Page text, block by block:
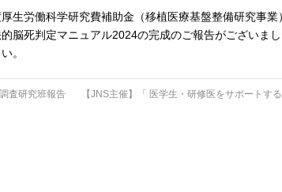
生労働科学研究費補助金（移植医療基盤整備研究事業
脳死判定マニュアル2024の完成のご報告がございまし
。
査研究班報告
【JNS主催】「 医学生・研修医をサポートす